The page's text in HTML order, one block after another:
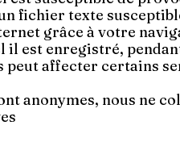
fichier texte
grâce à votre
est enregistré,
peut affecter certains
anonymes, nous ne